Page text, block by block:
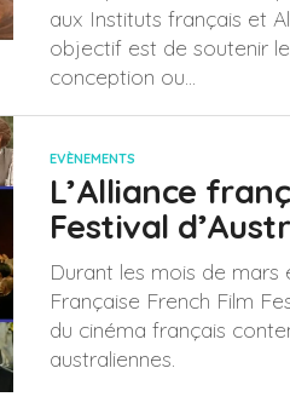
aux Instituts français et
objectif est de soutenir
conception ou...
EVÈNEMENTS
L’Alliance
Festival
Durant les mois de mars
Française French Film
du cinéma français
australiennes.